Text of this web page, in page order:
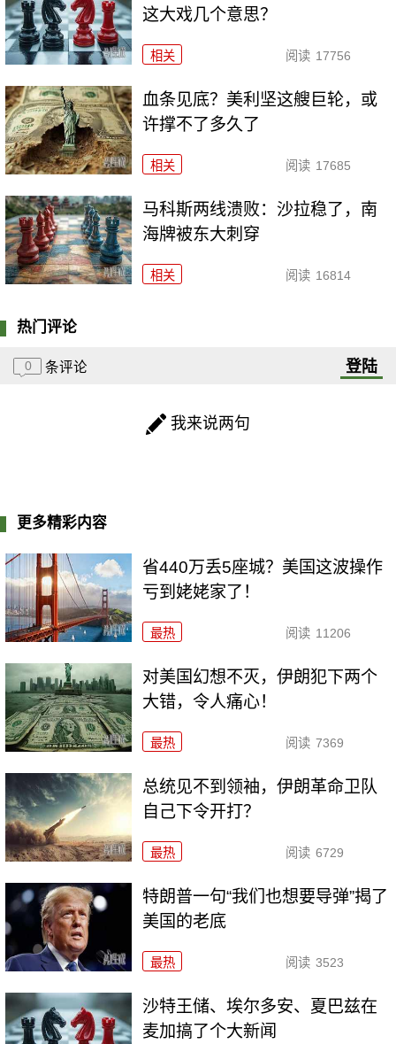
这大戏几个意思？
相关 阅读 17756
血条见底？美利坚这艘巨轮，或
许撑不了多久了
相关 阅读 17685
马科斯两线溃败：沙拉稳了，南
海牌被东大刺穿
相关 阅读 16814
热门评论
0 条评论 登陆
我来说两句
更多精彩内容
省440万丢5座城？美国这波操作
亏到姥姥家了！
最热 阅读 11206
对美国幻想不灭，伊朗犯下两个
大错，令人痛心！
最热 阅读 7369
总统见不到领袖，伊朗革命卫队
自己下令开打？
最热 阅读 6729
特朗普一句“我们也想要导弹”揭了
美国的老底
最热 阅读 3523
沙特王储、埃尔多安、夏巴兹在
麦加搞了个大新闻